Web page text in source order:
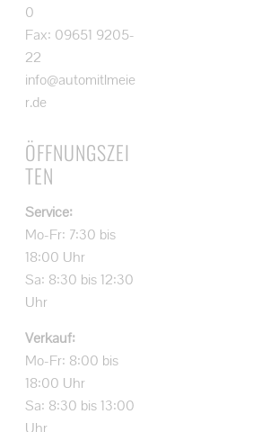
0
Fax: 09651 9205-
22
info@automitlmeie
r.de
ÖFFNUNGSZEI
TEN
Service:
Mo-Fr: 7:30 bis
18:00 Uhr
Sa: 8:30 bis 12:30
Uhr
Verkauf:
Mo-Fr: 8:00 bis
18:00 Uhr
Sa: 8:30 bis 13:00
Uhr